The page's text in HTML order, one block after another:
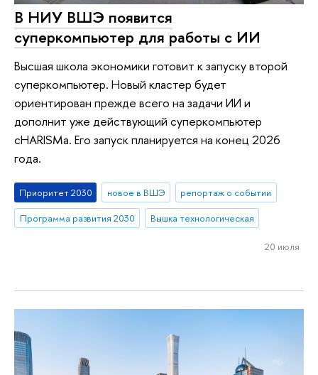
В НИУ ВШЭ появится
суперкомпьютер для работы с ИИ
Высшая школа экономики готовит к запуску второй
суперкомпьютер. Новый кластер будет
ориентирован прежде всего на задачи ИИ и
дополнит уже действующий суперкомпьютер
cHARISMa. Его запуск планируется на конец 2026
года.
Приоритет 2030 новое в ВШЭ
репортаж о событии
Программа развития 2030
Вышка технологическая
20 июля